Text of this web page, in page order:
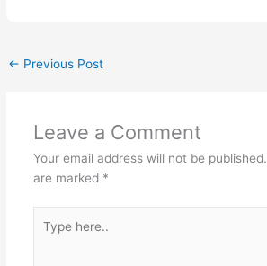
← Previous Post
Leave a Comment
Your email address will not be published.
are marked *
here..